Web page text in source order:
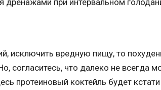
исключить вредную пищу, то
согласитесь, что далеко не всегда
протеиновый коктейль будет